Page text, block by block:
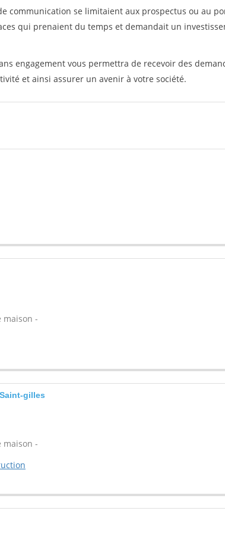
communication se limitaient aux prospectus ou au
qui prenaient du temps et demandait un
engagement vous permettra de recevoir des
et ainsi assurer un avenir à votre société.
maison -
gilles
maison -